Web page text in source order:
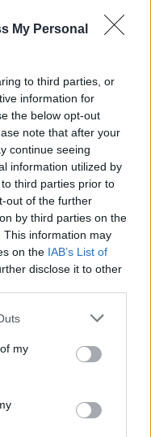
My Personal
to third parties, or
information for
the below opt-out
note that after your
continue seeing
information utilized by
third parties prior to
out of the further
by third parties on the
This information may
on the IAB’s List of
disclose it to other
one or more Google
You may click to
third-party tags to
in below Google
my
ki, miközben a
még azt sem
a pályán az új
és
hamarabb vissza
hajtóegységeket.
változat
jövőre debütáló
kerülhet.
the format